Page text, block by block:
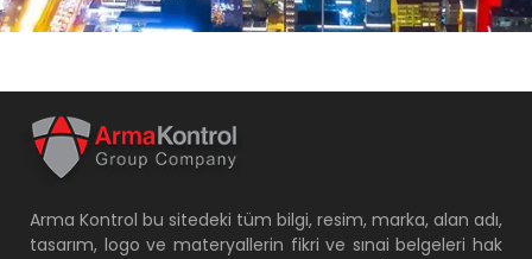
Arma Kontrol bu sitedeki tüm bilgi, resim, marka, alan adı,
tasarım, logo ve materyallerin fikri ve sınai belgeleri hak